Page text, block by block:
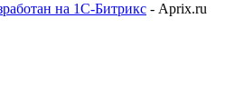
на 1С-Битрикс - Aprix.ru